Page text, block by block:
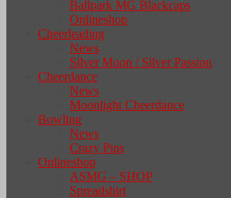
Ballpark MG Blackcaps
Onlineshop
Cheerleading
News
Silver Moon / Silver Passion
Cheerdance
News
Moonlight Cheerdance
Bowling
News
Crazy Pins
Onlineshop
ASMG – SHOP
Spreadshirt